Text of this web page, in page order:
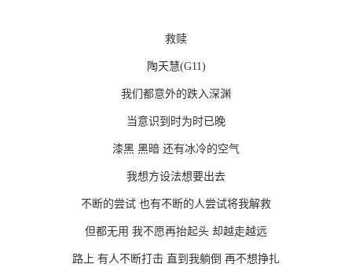
救赎
陶天慧(G11)
我们都意外的跌入深渊
当意识到时为时已晚
漆黑 黑暗 还有冰冷的空气
我想方设法想要出去
不断的尝试 也有不断的人尝试将我解救
但都无用 我不愿再抬起头 却越走越远
路上 有人不断打击 直到我躺倒 再不想挣扎